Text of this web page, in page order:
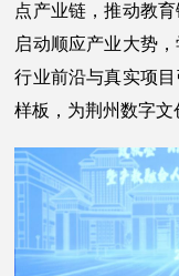
点产业链，推动教
启动顺应产业大势
行业前沿与真实项
样板，为荆州数字文